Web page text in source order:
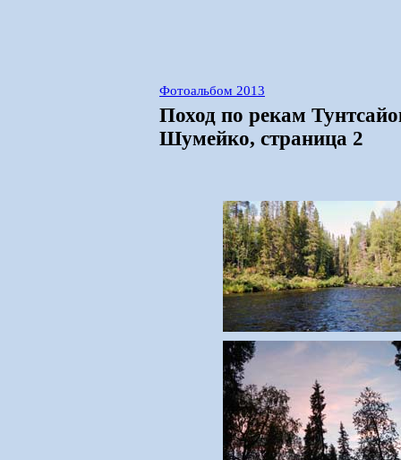
Фотоальбом 2013
Поход по рекам
Шумейко, страница 2